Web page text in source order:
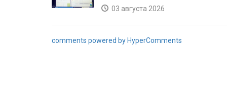
03 августа 2026
comments powered by HyperComments